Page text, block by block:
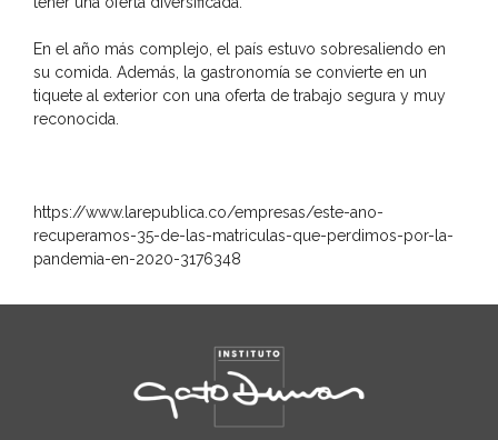
En el año más complejo, el país estuvo sobresaliendo en
su comida. Además, la gastronomía se convierte en un
tiquete al exterior con una oferta de trabajo segura y muy
reconocida.
https://www.larepublica.co/empresas/este-ano-
recuperamos-35-de-las-matriculas-que-perdimos-por-la-
pandemia-en-2020-3176348